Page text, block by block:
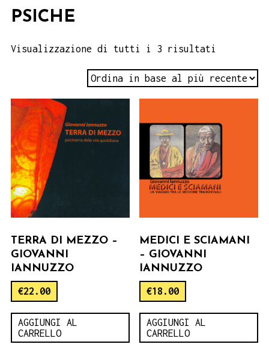
PSICHE
Visualizzazione di tutti i 3 risultati
TERRA DI MEZZO –
GIOVANNI
IANNUZZO
€22.00
AGGIUNGI AL
CARRELLO
MEDICI E SCIAMANI
– GIOVANNI
IANNUZZO
€18.00
AGGIUNGI AL
CARRELLO